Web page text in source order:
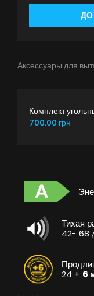
Аксессуары для
Комплект
700.00 грн
Тихая
42- 68
24 + 6